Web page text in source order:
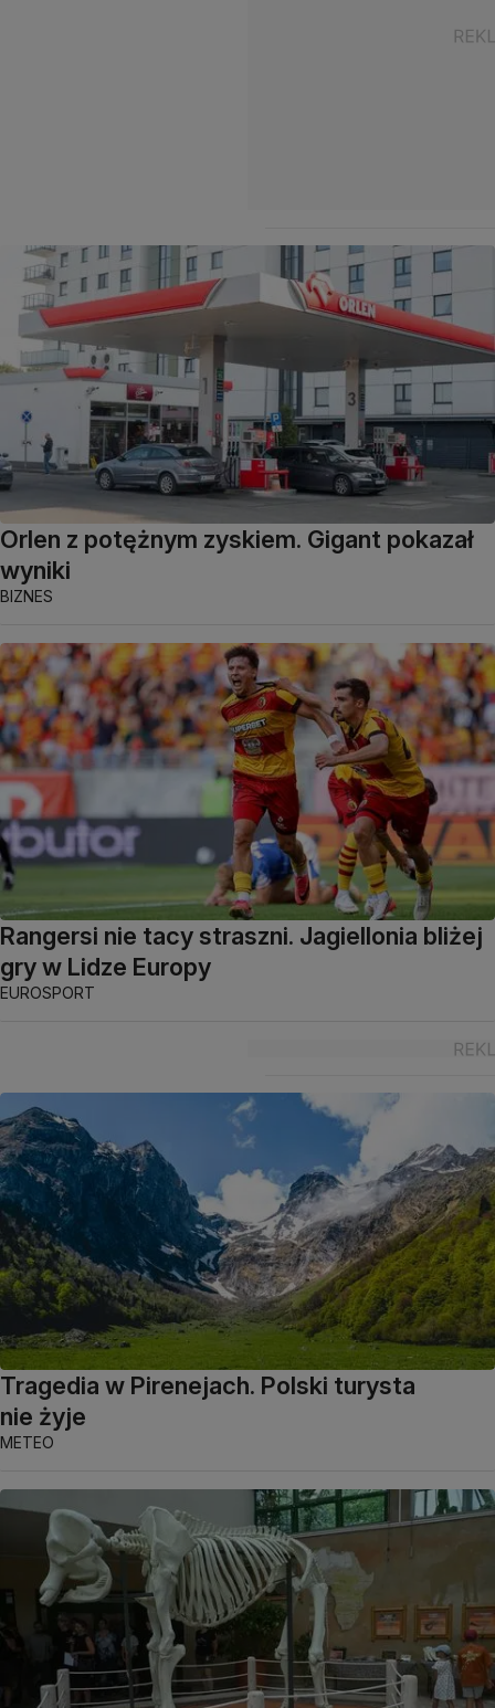
Orlen z potężnym zyskiem. Gigant pokazał
wyniki
BIZNES
Rangersi nie tacy straszni. Jagiellonia bliżej
gry w Lidze Europy
EUROSPORT
Tragedia w Pirenejach. Polski turysta
nie żyje
METEO